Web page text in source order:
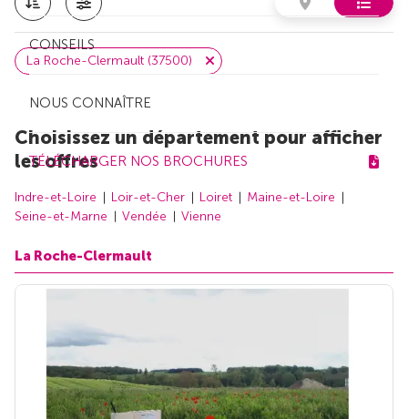
CONSEILS
NOUS CONNAÎTRE
TÉLÉCHARGER NOS BROCHURES
La Roche-Clermault (37500)
Choisissez un département pour afficher
les offres
Indre-et-Loire Loir-et-Cher Loiret
Maine-et-Loire
Seine-et-Marne
Vendée Vienne
La Roche-Clermault